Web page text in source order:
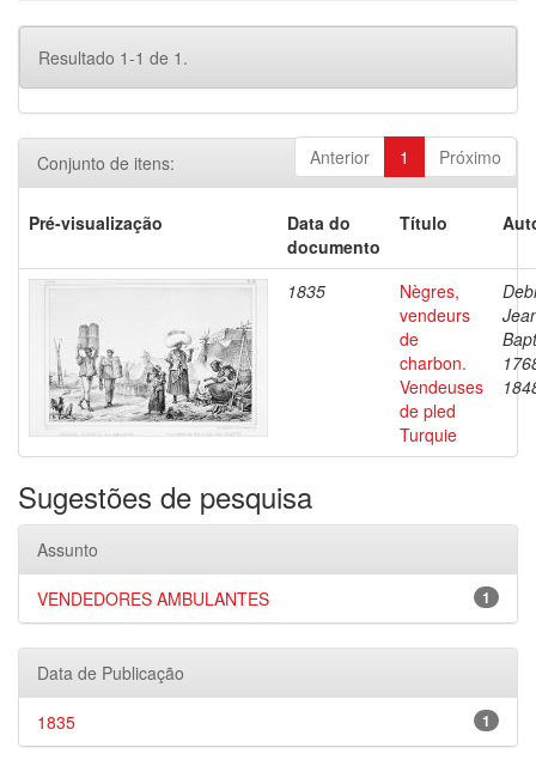
Resultado 1-1 de 1.
Anterior 1 Próximo
Conjunto de itens:
Pré-visualização
Data do
documento
Título
1835
Nègres,
vendeurs
de
charbon.
Vendeuses
de pled
Turquie
Sugestões de pesquisa
Assunto
1
VENDEDORES AMBULANTES
Data de Publicação
1
1835